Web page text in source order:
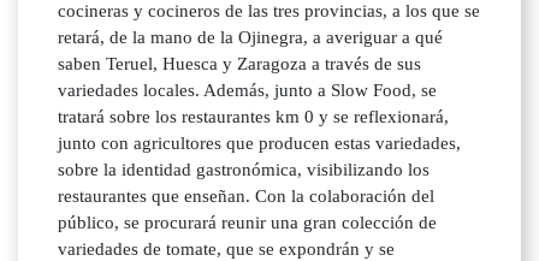
cocineras y cocineros de las tres provincias, a los que se
retará, de la mano de la Ojinegra, a averiguar a qué
saben Teruel, Huesca y Zaragoza a través de sus
variedades locales. Además, junto a Slow Food, se
tratará sobre los restaurantes km 0 y se reflexionará,
junto con agricultores que producen estas variedades,
sobre la identidad gastronómica, visibilizando los
restaurantes que enseñan. Con la colaboración del
público, se procurará reunir una gran colección de
variedades de tomate, que se expondrán y se